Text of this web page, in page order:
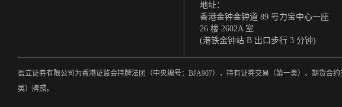
地址：
香港金钟金钟道 89 号力宝中心一座
26 楼 2602A 室
(港铁金钟站 B 出口步行 3 分钟)
盈立证券有限公司为香港证监会持牌法团（中央编号：BJA907），持有证券交易（第一类）、期货
类）牌照。